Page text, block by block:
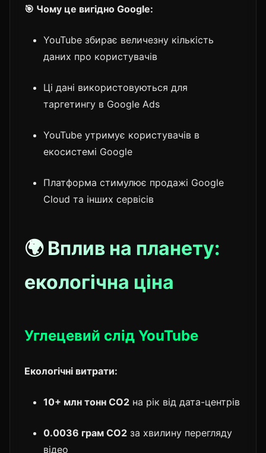
🎯 Чому це вигідно Google:
YouTube збирає величезну кількість
даних про користувачів
Ці дані використовуються для
таргетингу в Google Ads
YouTube утримує користувачів в
екосистемі Google
Платформа стимулює продажі Google
Cloud та інших сервісів
🌍 Вплив на планету:
екологічна ціна
Углецевий слід YouTube
Екологічні витрати:
10+ млн тонн CO2 на рік від дата-центрів
0.0036 грам CO2 за хвилину перегляду
відео